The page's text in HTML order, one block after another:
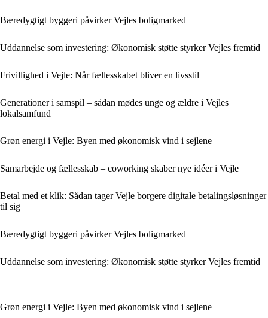
Bæredygtigt byggeri påvirker Vejles boligmarked
Uddannelse som investering: Økonomisk støtte styrker Vejles fremtid
Frivillighed i Vejle: Når fællesskabet bliver en livsstil
Generationer i samspil – sådan mødes unge og ældre i Vejles
lokalsamfund
Grøn energi i Vejle: Byen med økonomisk vind i sejlene
Samarbejde og fællesskab – coworking skaber nye idéer i Vejle
Betal med et klik: Sådan tager Vejle borgere digitale betalingsløsninger
til sig
Bæredygtigt byggeri påvirker Vejles boligmarked
Uddannelse som investering: Økonomisk støtte styrker Vejles fremtid
Grøn energi i Vejle: Byen med økonomisk vind i sejlene